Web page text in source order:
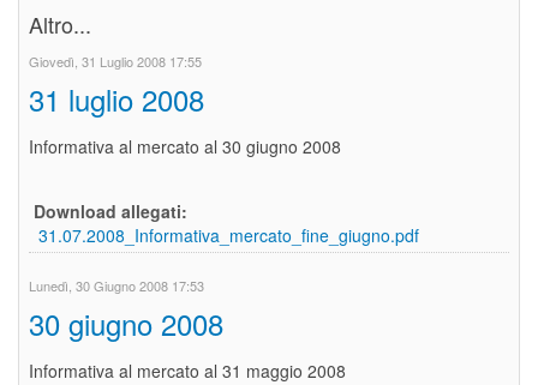
Altro...
Giovedì, 31 Luglio 2008 17:55
31 luglio 2008
Informativa al mercato al 30 giugno 2008
Download allegati:
31.07.2008_Informativa_mercato_fine_giugno.pdf
Lunedì, 30 Giugno 2008 17:53
30 giugno 2008
Informativa al mercato al 31 maggio 2008